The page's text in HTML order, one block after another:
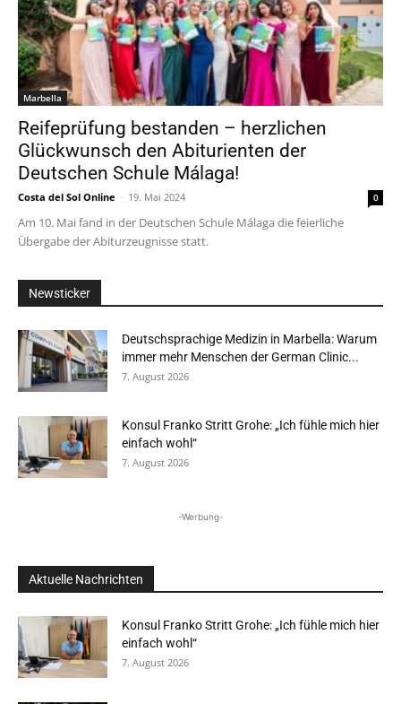
Marbella
Reifeprüfung bestanden – herzlichen
Glückwunsch den Abiturienten der
Deutschen Schule Málaga!
Costa del Sol Online - 19. Mai 2024 0
Am 10. Mai fand in der Deutschen Schule Málaga die feierliche
Übergabe der Abiturzeugnisse statt.
Newsticker
Deutschsprachige Medizin in Marbella: Warum
immer mehr Menschen der German Clinic...
7. August 2026
Konsul Franko Stritt Grohe: „Ich fühle mich hier
einfach wohl“
7. August 2026
-Werbung-
Aktuelle Nachrichten
Konsul Franko Stritt Grohe: „Ich fühle mich hier
einfach wohl“
7. August 2026